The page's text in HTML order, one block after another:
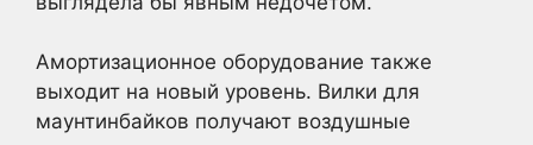
Амортизационное оборудование также
выходит на новый уровень. Вилки для
маунтинбайков получают воздушные